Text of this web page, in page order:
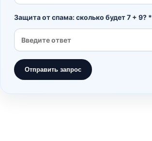
Защита от спама: сколько будет 7 + 9? *
Отправить запрос